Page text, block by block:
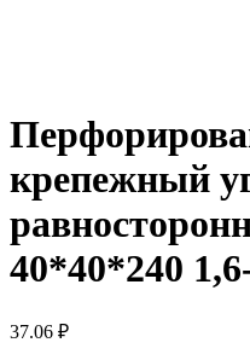
крепежный
40*40*240
37.06 ₽